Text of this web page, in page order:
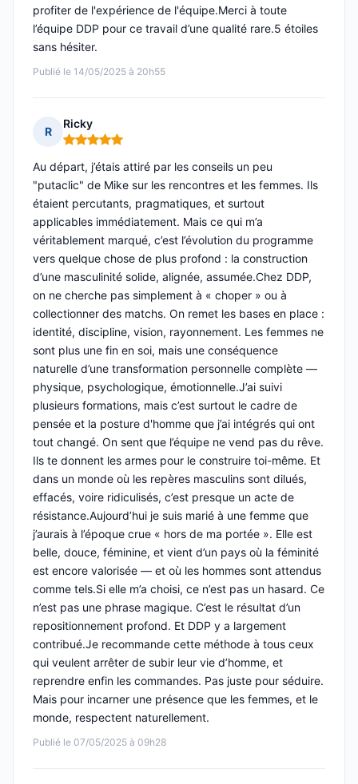
Publié le 14/05/2025 à 20h55
profiter de l'expérience de l'équipe.Merci à toute
l’équipe DDP pour ce travail d’une qualité rare.5 étoiles
sans hésiter.
R
Ricky
Note : 5 sur 5
Publié le 07/05/2025 à 09h28
Au départ, j’étais attiré par les conseils un peu
"putaclic" de Mike sur les rencontres et les femmes. Ils
étaient percutants, pragmatiques, et surtout
applicables immédiatement. Mais ce qui m’a
véritablement marqué, c’est l’évolution du programme
vers quelque chose de plus profond : la construction
d’une masculinité solide, alignée, assumée.Chez DDP,
on ne cherche pas simplement à « choper » ou à
collectionner des matchs. On remet les bases en place :
identité, discipline, vision, rayonnement. Les femmes ne
sont plus une fin en soi, mais une conséquence
naturelle d’une transformation personnelle complète —
physique, psychologique, émotionnelle.J’ai suivi
plusieurs formations, mais c’est surtout le cadre de
pensée et la posture d'homme que j’ai intégrés qui ont
tout changé. On sent que l’équipe ne vend pas du rêve.
Ils te donnent les armes pour le construire toi-même. Et
dans un monde où les repères masculins sont dilués,
effacés, voire ridiculisés, c’est presque un acte de
résistance.Aujourd’hui je suis marié à une femme que
j’aurais à l’époque crue « hors de ma portée ». Elle est
belle, douce, féminine, et vient d’un pays où la féminité
est encore valorisée — et où les hommes sont attendus
comme tels.Si elle m’a choisi, ce n’est pas un hasard. Ce
n’est pas une phrase magique. C’est le résultat d’un
repositionnement profond. Et DDP y a largement
contribué.Je recommande cette méthode à tous ceux
qui veulent arrêter de subir leur vie d’homme, et
reprendre enfin les commandes. Pas juste pour séduire.
Mais pour incarner une présence que les femmes, et le
monde, respectent naturellement.